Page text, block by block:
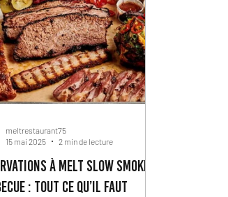
à MELT Slow Smoked
: tout ce qu’il faut
meltrestaurant75
15 mai 2025
2 min de lecture